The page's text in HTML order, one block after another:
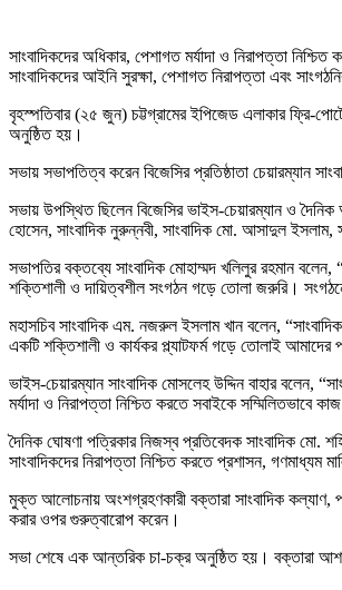
সাংবাদিকদের অধিকার, পেশাগত মর্যাদা ও নিরাপত্তা
সাংবাদিকদের আইনি সুরক্ষা, পেশাগত নিরাপত্তা এবং
বৃহস্পতিবার (২৫ জুন) চট্টগ্রামের ইপিজেড এলাকার ফ্রি-
অনুষ্ঠিত হয়।
সভায় সভাপতিত্ব করেন বিজেসির প্রতিষ্ঠাতা চেয়ারম্যান
সভায় উপস্থিত ছিলেন বিজেসির ভাইস-চেয়ারম্যান ও
হোসেন, সাংবাদিক নুরুন্নবী, সাংবাদিক মো. আসাদুল ইসলাম,
সভাপতির বক্তব্যে সাংবাদিক মোহাম্মদ খলিলুর রহমান
শক্তিশালী ও দায়িত্বশীল সংগঠন গড়ে তোলা জরুরি।
মহাসচিব সাংবাদিক এম. নজরুল ইসলাম খান বলেন,
একটি শক্তিশালী ও কার্যকর প্ল্যাটফর্ম গড়ে তোলাই আমাদের
ভাইস-চেয়ারম্যান সাংবাদিক মোসলেহ উদ্দিন বাহার বলেন,
মর্যাদা ও নিরাপত্তা নিশ্চিত করতে সবাইকে সম্মিলিতভাবে
দৈনিক ঘোষণা পত্রিকার নিজস্ব প্রতিবেদক সাংবাদিক মো.
সাংবাদিকদের নিরাপত্তা নিশ্চিত করতে প্রশাসন,
মুক্ত আলোচনায় অংশগ্রহণকারী বক্তারা সাংবাদিক কল্যাণ,
করার ওপর গুরুত্বারোপ করেন।
সভা শেষে এক আন্তরিক চা-চক্র অনুষ্ঠিত হয়। বক্তারা আশা